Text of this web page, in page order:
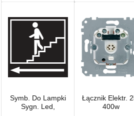
Symb. Do Lampki
Sygn. Led,
Łącznik Elektr.
400w